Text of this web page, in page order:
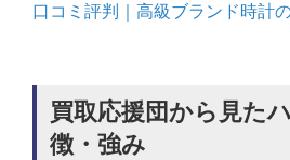
口コミ評判｜高級ブランド時計
買取応援団から見た
徴・強み